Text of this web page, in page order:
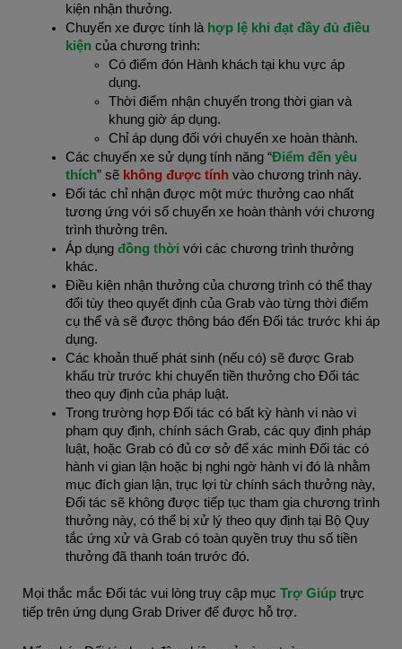
kiện nhận thưởng.
Chuyến xe được tính là hợp lệ khi đạt đầy đủ điều
kiện của chương trình:
Có điểm đón Hành khách tại khu vực áp
dụng.
Thời điểm nhận chuyến trong thời gian và
khung giờ áp dụng.
Chỉ áp dụng đối với chuyến xe hoàn thành.
Các chuyến xe sử dụng tính năng “Điểm đến yêu
thích” sẽ không được tính vào chương trình này.
Đối tác chỉ nhận được một mức thưởng cao nhất
tương ứng với số chuyến xe hoàn thành với chương
trình thưởng trên.
Áp dụng đồng thời với các chương trình thưởng
khác.
Điều kiện nhận thưởng của chương trình có thể thay
đổi tùy theo quyết định của Grab vào từng thời điểm
cụ thể và sẽ được thông báo đến Đối tác trước khi áp
dụng.
Các khoản thuế phát sinh (nếu có) sẽ được Grab
khấu trừ trước khi chuyển tiền thưởng cho Đối tác
theo quy định của pháp luật.
Trong trường hợp Đối tác có bất kỳ hành vi nào vi
phạm quy định, chính sách Grab, các quy định pháp
luật, hoặc Grab có đủ cơ sở để xác minh Đối tác có
hành vi gian lận hoặc bị nghi ngờ hành vi đó là nhằm
mục đích gian lận, trục lợi từ chính sách thưởng này,
Đối tác sẽ không được tiếp tục tham gia chương trình
thưởng này, có thể bị xử lý theo quy định tại Bộ Quy
tắc ứng xử và Grab có toàn quyền truy thu số tiền
thưởng đã thanh toán trước đó.
Mọi thắc mắc Đối tác vui lòng truy cập mục Trợ Giúp trực
tiếp trên ứng dụng Grab Driver để được hỗ trợ.